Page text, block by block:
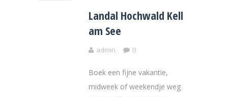
Landal Hochwald Kell
am See
admin 0
Boek een fijne vakantie,
midweek of weekendje weg